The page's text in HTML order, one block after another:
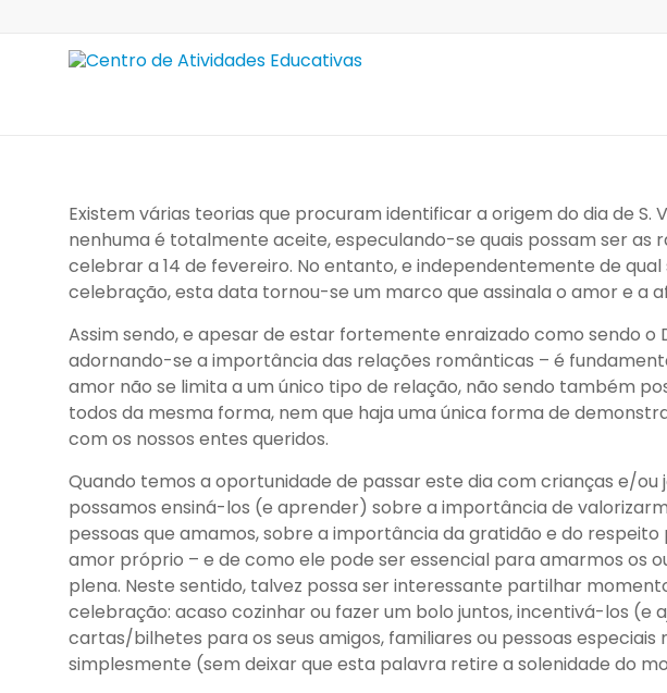
Centro
Educativas
Existem várias teorias que procuram identificar a origem do dia de S.
nenhuma é totalmente aceite, especulando-se quais possam ser as
celebrar a 14 de fevereiro. No entanto, e independentemente de
celebração, esta data tornou-se um marco que assinala o amor e a
Assim sendo, e apesar de estar fortemente enraizado como sendo o
adornando-se a importância das relações românticas – é
amor não se limita a um único tipo de relação, não sendo também
todos da mesma forma, nem que haja uma única forma de
com os nossos entes queridos.
Quando temos a oportunidade de passar este dia com crianças e/ou
possamos ensiná-los (e aprender) sobre a importância de
pessoas que amamos, sobre a importância da gratidão e do respeito
amor próprio – e de como ele pode ser essencial para amarmos os
plena. Neste sentido, talvez possa ser interessante partilhar
celebração: acaso cozinhar ou fazer um bolo juntos, incentivá-los (e
cartas/bilhetes para os seus amigos, familiares ou pessoas especiais
simplesmente (sem deixar que esta palavra retire a solenidade do